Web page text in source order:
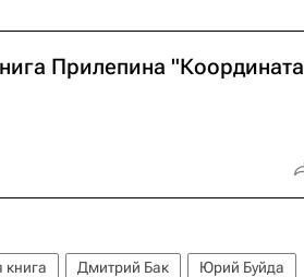
Прилепина "Координата
книга Дмитрий Бак
Юрий Буйда